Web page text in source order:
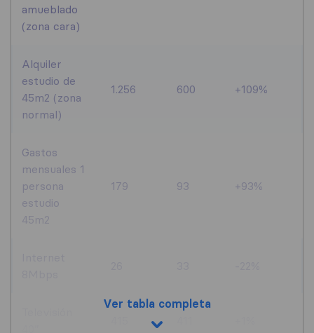
amueblado
(zona cara)
Alquiler
estudio de
45m2 (zona
normal)
1.256 600 +109%
Gastos
mensuales 1
persona
estudio
45m2
179 93 +93%
Ver tabla completa